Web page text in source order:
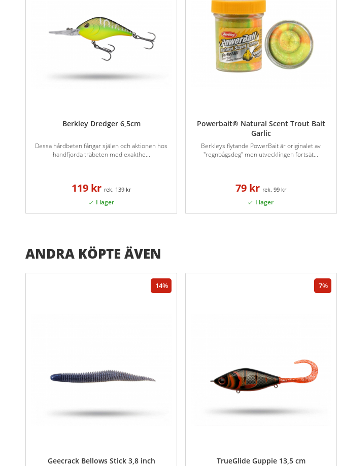
Berkley Dredger 6,5cm
Dessa hårdbeten fångar själen och aktionen hos
handfjorda träbeten med exakthe...
119 kr 139 kr
Powerbait® Natural Scent Trout Bait
Garlic
Berkleys flytande PowerBait är originalet av
"regnbågsdeg" men utvecklingen fortsät...
79 kr 99 kr
ANDRA KÖPTE ÄVEN
14
Geecrack Bellows Stick 3,8 inch
7
TrueGlide Guppie 13,5 cm